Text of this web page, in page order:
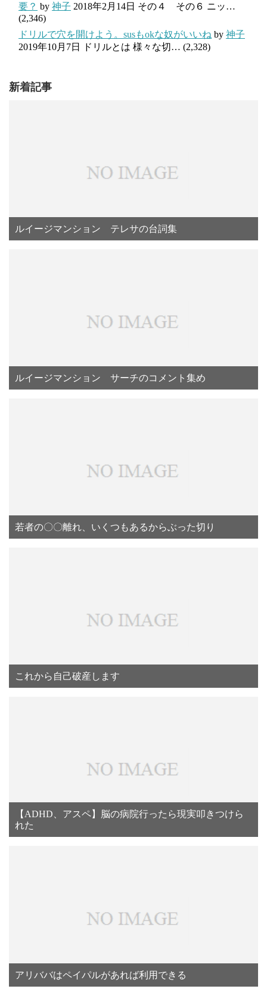
要？ by 神子 2018年2月14日 その４ その６ ニッ…
(2,346)
ドリルで穴を開けよう。susもokな奴がいいね by 神子
2019年10月7日
ドリルとは 様々な切… (2,328)
新着記事
ルイージマンション テレサの台詞集
ルイージマンション サーチのコメント集め
若者の〇〇離れ、いくつもあるからぶった切り
これから自己破産します
【ADHD、アスペ】脳の病院行ったら現実叩きつけら
れた
アリババはペイパルがあれば利用できる